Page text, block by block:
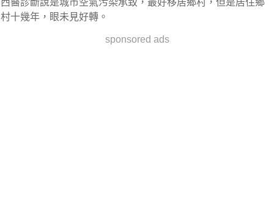
村十幾年，眼未見好轉。
sponsored ads